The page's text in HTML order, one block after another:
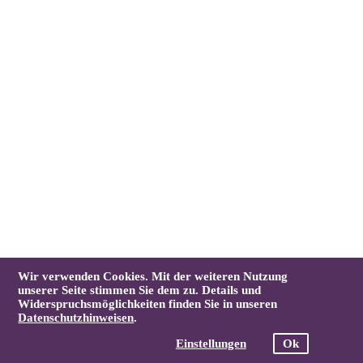
Wir verwenden Cookies. Mit der weiteren Nutzung
unserer Seite stimmen Sie dem zu. Details und
Widerspruchsmöglichkeiten finden Sie in unseren
Datenschutzhinweisen.
Einstellungen
Ok